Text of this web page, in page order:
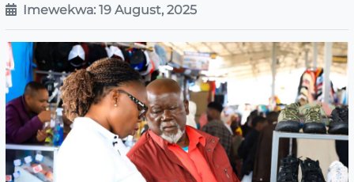
Imewekwa: 19 August, 2025